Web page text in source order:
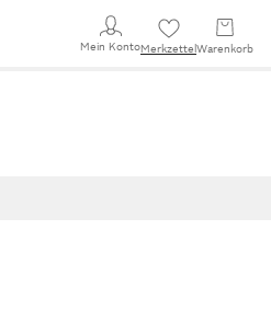
Mein KontoMerkzettel Warenkorb